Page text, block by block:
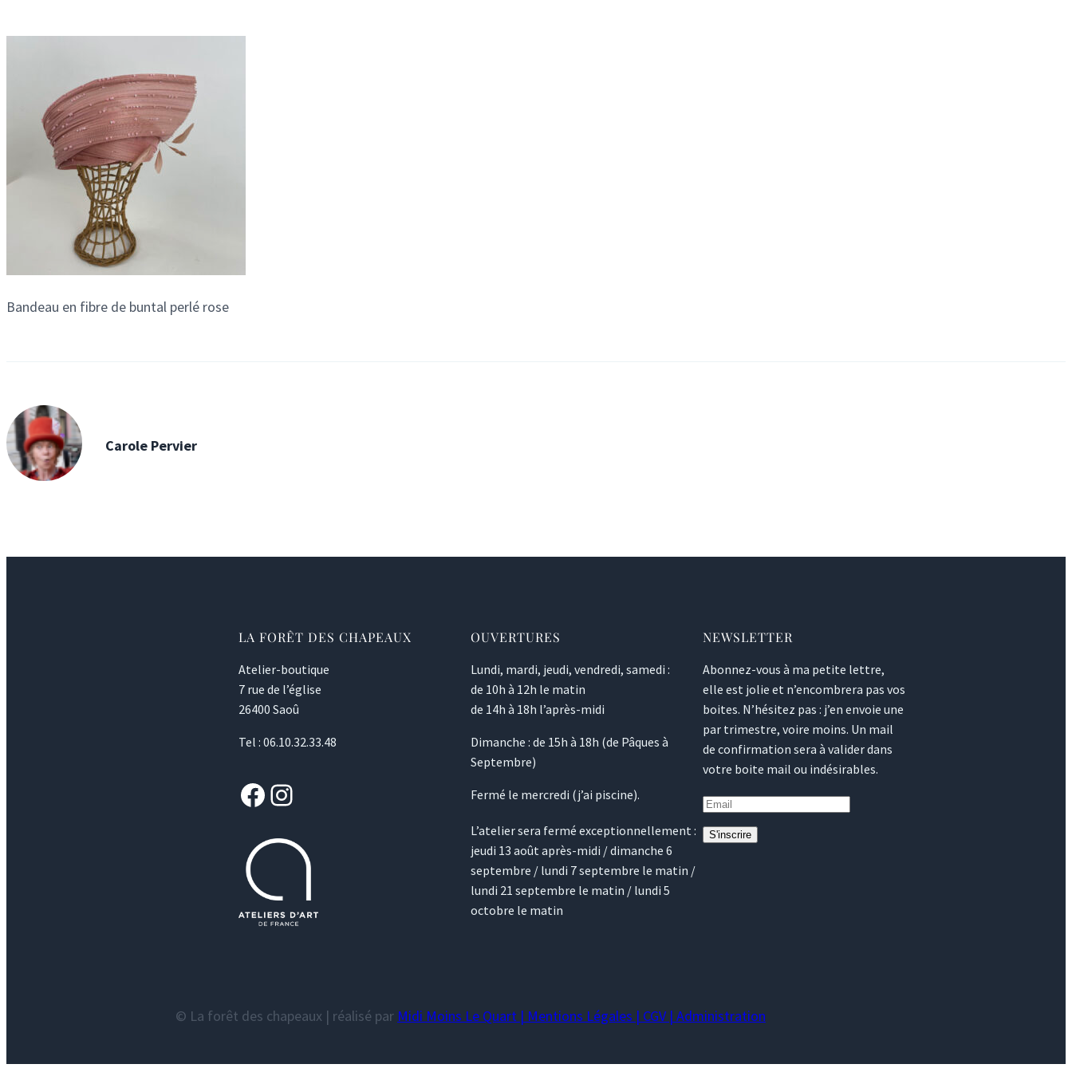
Bandeau en fibre de buntal perlé rose
Carole Pervier
LA FORÊT DES CHAPEAUX
Atelier-boutique
7 rue de l’église
26400 Saoû
Tel : 06.10.32.33.48
Facebook Instagram
OUVERTURES
Lundi, mardi, jeudi, vendredi, samedi :
de 10h à 12h le matin
de 14h à 18h l’après-midi
Dimanche : de 15h à 18h (de Pâques à
Septembre)
Fermé le mercredi (j’ai piscine).
L’atelier sera fermé exceptionnellement :
jeudi 13 août après-midi / dimanche 6
septembre / lundi 7 septembre le matin /
lundi 21 septembre le matin / lundi 5
octobre le matin
NEWSLETTER
Abonnez-vous à ma petite lettre,
elle est jolie et n’encombrera pas vos
boites. N’hésitez pas : j’en envoie une
par trimestre, voire moins. Un mail
de confirmation sera à valider dans
votre boite mail ou indésirables.
S'inscrire
© La forêt des chapeaux | réalisé par Midi Moins Le Quart | Mentions Légales | CGV | Administration